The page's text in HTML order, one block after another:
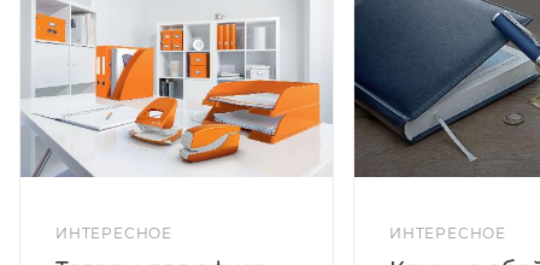
ИНТЕРЕСНОЕ ИНТЕРЕСНОЕ